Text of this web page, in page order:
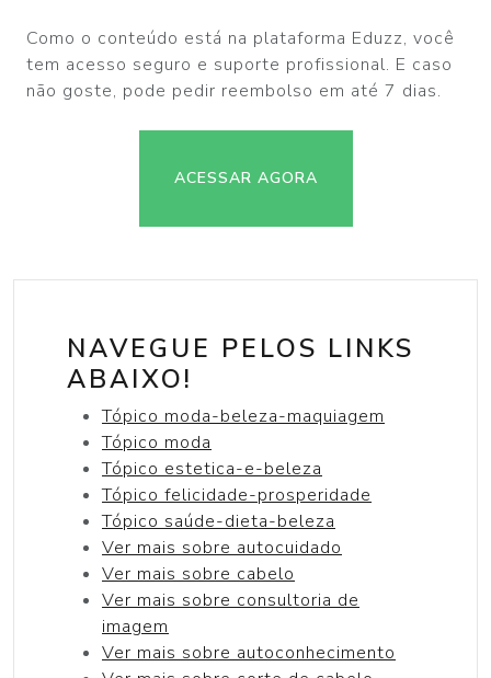
Como o conteúdo está na plataforma Eduzz, você
tem acesso seguro e suporte profissional. E caso
não goste, pode pedir reembolso em até 7 dias.
ACESSAR AGORA
NAVEGUE PELOS LINKS
ABAIXO!
Tópico moda-beleza-maquiagem
Tópico moda
Tópico estetica-e-beleza
Tópico felicidade-prosperidade
Tópico saúde-dieta-beleza
Ver mais sobre autocuidado
Ver mais sobre cabelo
Ver mais sobre consultoria de
imagem
Ver mais sobre autoconhecimento